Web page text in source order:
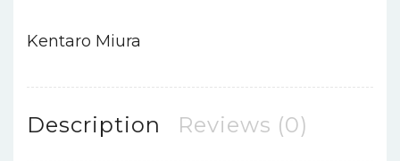
Kentaro Miura
Description Reviews (0)